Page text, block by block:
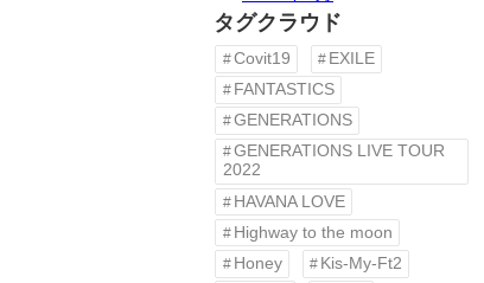
タグクラウド
Covit19
EXILE
FANTASTICS
GENERATIONS
GENERATIONS LIVE TOUR
2022
HAVANA LOVE
Highway to the moon
Honey
Kis-My-Ft2